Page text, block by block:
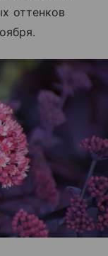
оттенков